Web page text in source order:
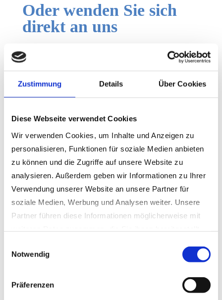
Zustimmung Details Über Cookies
Diese Webseite verwendet Cookies
Wir verwenden Cookies, um Inhalte und Anzeigen zu
personalisieren, Funktionen für soziale Medien anbieten
zu können und die Zugriffe auf unsere Website zu
analysieren. Außerdem geben wir Informationen zu Ihrer
Verwendung unserer Website an unsere Partner für
soziale Medien, Werbung und Analysen weiter. Unsere
Partner führen diese Informationen möglicherweise mit
gesammelt haben.
Notwendig
Präferenzen
Oder wenden Sie sich
direkt an uns
+43 6235 6655 - 246